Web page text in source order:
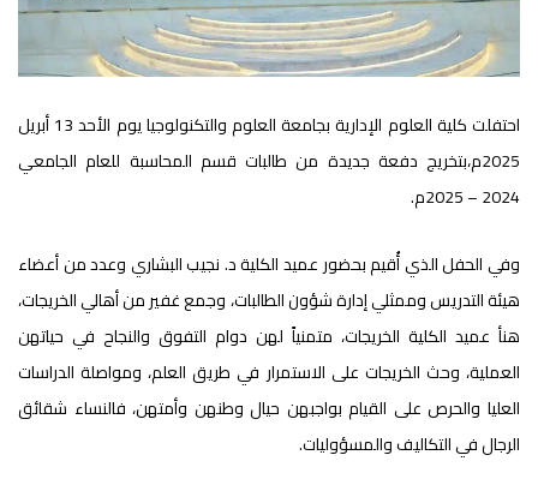
احتفلت كلية العلوم الإدارية بجامعة العلوم والتكنولوجيا يوم الأحد 13 أبريل
2025م،بتخريج دفعة جديدة من طالبات قسم المحاسبة للعام الجامعي
2024 – 2025م.
وفي الحفل الذي أُقيم بحضور عميد الكلية د. نجيب البشاري وعدد من أعضاء
هيئة التدريس وممثلي إدارة شؤون الطالبات، وجمع غفير من أهالي الخريجات،
هنأ عميد الكلية الخريجات، متمنياً لهن دوام التفوق والنجاح في حياتهن
العملية، وحث الخريجات على الاستمرار في طريق العلم، ومواصلة الدراسات
العليا والحرص على القيام بواجبهن حيال وطنهن وأمتهن، فالنساء شقائق
الرجال في التكاليف والمسؤوليات.